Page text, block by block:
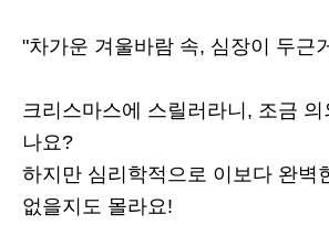
"차가운 겨울바람 속, 심장이 두근
크리스마스에 스릴러라니, 조금 의
나요?
하지만 심리학적으로 이보다 완벽
없을지도 몰라요!